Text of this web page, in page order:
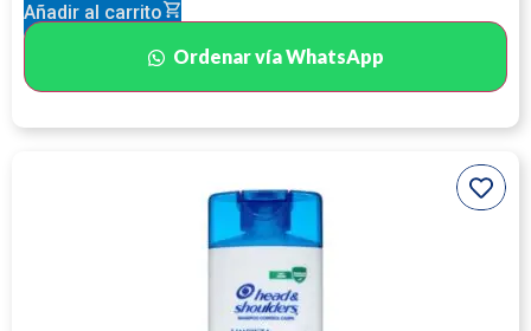
Añadir al carrito
Ordenar vía WhatsApp